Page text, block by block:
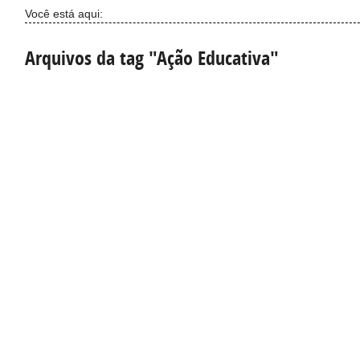
Você está aqui:
Arquivos da tag "Ação Educativa"